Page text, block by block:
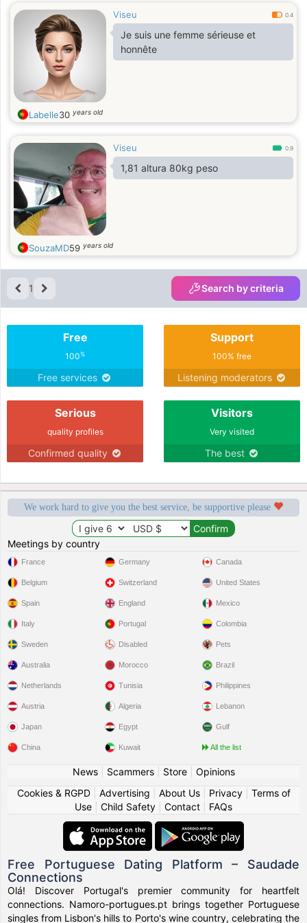
Viseu 0.4
Je suis une femme sérieuse et
honnête
Labelle30 years old
Viseu 0.9
1,81 altura 80kg peso
SouzaMD59 years old
1 Search by criteria
Free
100%
Free services
Support
100% free
Listening moderators
Serious
quality profiles
Confirmed quality
Visitors
Very visited
The best
We work hard to give you the best service, be supportive please
Meetings by country
France
Belgium
Spain
Italy
Sweden
Germany
Switzerland
England
Portugal
Disabled
Canada
United States
Mexico
Colombia
Pets
Australia
Netherlands
Austria
Japan
China
Morocco
Tunisia
Algeria
Egypt
Kuwait
Brazil
Philippines
Lebanon
Gulf
All the list
News| Scammers| Store| Opinions
Cookies & RGPD| Advertising About Us| Privacy| Terms of
Use
Child Safety Contact FAQs
Free Portuguese Dating Platform – Saudade
Connections
Olá! Discover Portugal's premier community for heartfelt
connections. Namoro-portugues.pt brings together Portuguese
singles from Lisbon's hills to Porto's wine country, celebrating the